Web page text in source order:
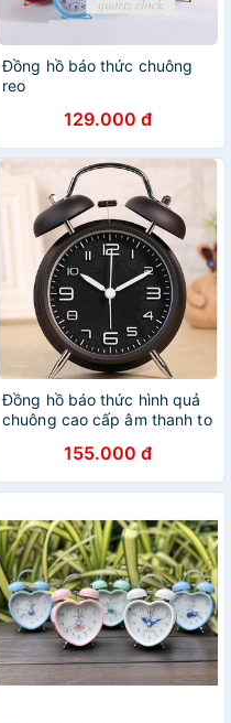
Đồng hồ báo thức chuông
reo
129.000 đ
Đồng hồ báo thức hình quả
chuông cao cấp âm thanh to
155.000 đ